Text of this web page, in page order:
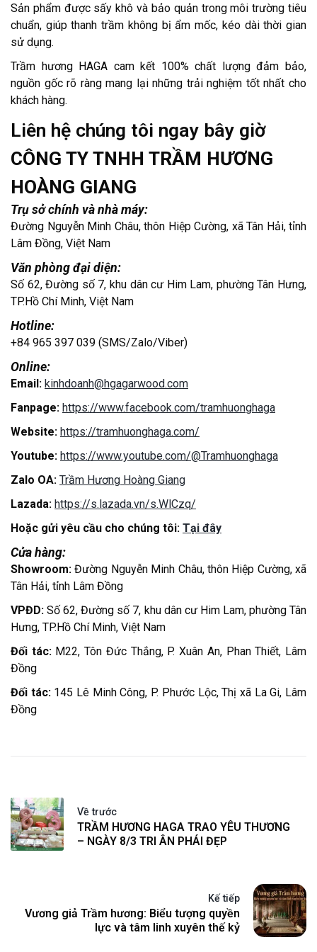
Sản phẩm được sấy khô và bảo quản trong môi trường tiêu
chuẩn, giúp thanh trầm không bị ẩm mốc, kéo dài thời gian
sử dụng.
Trầm hương HAGA cam kết 100% chất lượng đảm bảo,
nguồn gốc rõ ràng mang lại những trải nghiệm tốt nhất cho
khách hàng.
Liên hệ chúng tôi ngay bây giờ
CÔNG TY TNHH TRẦM HƯƠNG
HOÀNG GIANG
Trụ sở chính và nhà máy:
Đường Nguyễn Minh Châu, thôn Hiệp Cường, xã Tân Hải, tỉnh
Lâm Đồng, Việt Nam
Văn phòng đại diện:
Số 62, Đường số 7, khu dân cư Him Lam, phường Tân Hưng,
TP.Hồ Chí Minh, Việt Nam
Hotline:
+84 965 397 039 (SMS/Zalo/Viber)
Online:
Email: kinhdoanh@hgagarwood.com
Fanpage: https://www.facebook.com/tramhuonghaga
Website: https://tramhuonghaga.com/
Youtube: https://www.youtube.com/@Tramhuonghaga
Zalo OA: Trầm Hương Hoàng Giang
Lazada: https://s.lazada.vn/s.WlCzq/
Hoặc gửi yêu cầu cho chúng tôi: Tại đây
Cửa hàng:
Showroom:Đường Nguyễn Minh Châu, thôn Hiệp Cường, xã
Tân Hải, tỉnh Lâm Đồng
VPĐD:Số 62, Đường số 7, khu dân cư Him Lam, phường Tân
Hưng, TP.Hồ Chí Minh, Việt Nam
Đối tác: M22, Tôn Đức Thắng, P. Xuân An, Phan Thiết, Lâm
Đồng
Đối tác: 145 Lê Minh Công, P. Phước Lộc, Thị xã La Gi, Lâm
Đồng
Về trước
TRẦM HƯƠNG HAGA TRAO YÊU THƯƠNG
– NGÀY 8/3 TRI ÂN PHÁI ĐẸP
Kế tiếp
Vương giả Trầm hương: Biểu tượng quyền
lực và tâm linh xuyên thế kỷ